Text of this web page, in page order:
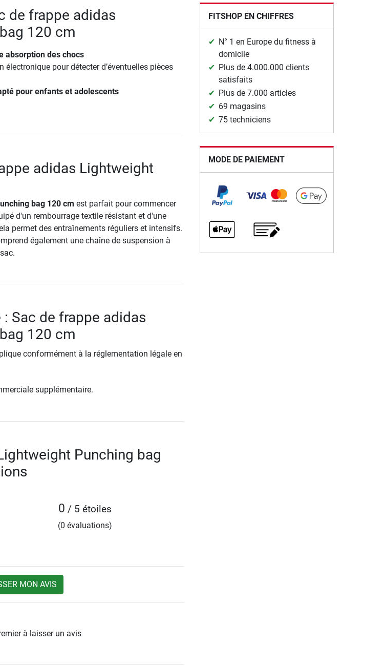
de frappe adidas
120 cm
absorption des chocs
pour détecter d’éventuelles pièces
pour enfants et adolescents
adidas Lightweight
bag 120 cm est parfait pour commencer
d'un rembourrage textile résistant et d'une
permet des entraînements réguliers et intensifs.
également une chaîne de suspension à
Sac de frappe adidas
120 cm
conformément à la réglementation légale en
supplémentaire.
Punching bag
0 / 5 étoiles
(0 évaluations)
MON AVIS
à laisser un avis
FITSHOP EN CHIFFRES
N° 1 en Europe du fitness à
domicile
Plus de 4.000.000 clients
satisfaits
Plus de 7.000 articles
69 magasins
75 techniciens
MODE DE PAIEMENT